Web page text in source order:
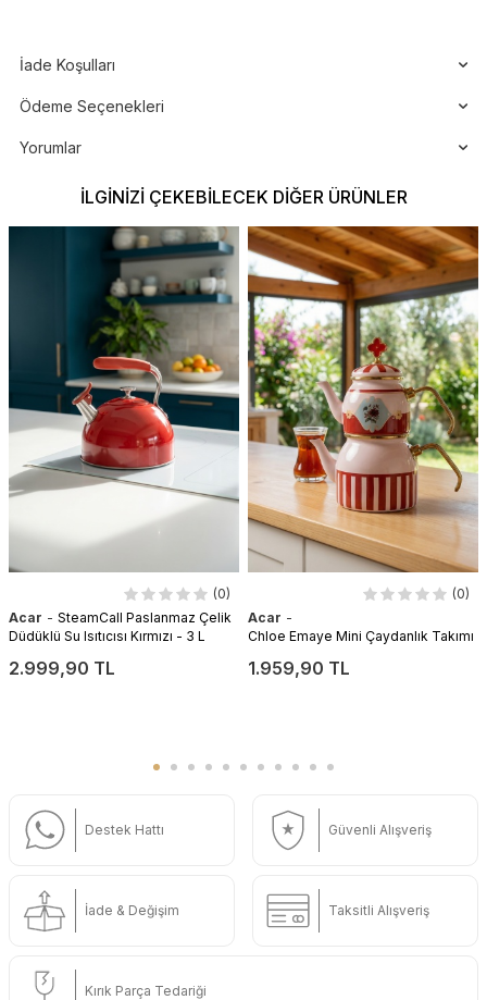
İade Koşulları
Ödeme Seçenekleri
Yorumlar
İLGINIZI ÇEKEBILECEK DIĞER ÜRÜNLER
(0)
Acar - SteamCall Paslanmaz Çelik
Düdüklü Su Isıtıcısı Kırmızı - 3 L
2.999,90 TL
(0)
Acar -
Chloe Emaye Mini Çaydanlık Takımı
1.959,90 TL
Destek Hattı Güvenli Alışveriş
İade & Değişim Taksitli Alışveriş
Kırık Parça Tedariği